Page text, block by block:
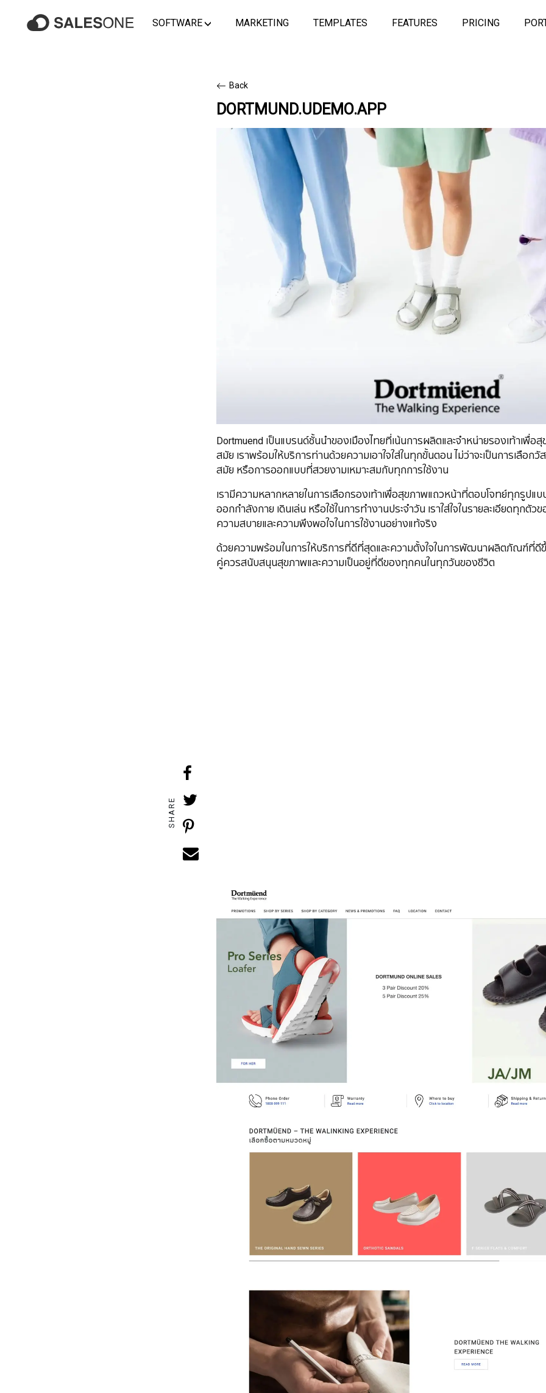
SOFTWARE MARKETING TEMPLATES FEATURES PRICING
Back
DORTMUND.UDEMO.APP
Dortmuend เป็นแบรนด์ชั้นนำของเมืองไทยที่เน้นการผลิตและจำหน่ายรองเท้าเพื่
สมัย เราพร้อมให้บริการท่านด้วยความเอาใจใส่ในทุกขั้นตอน ไม่ว่าจะเป็นการเลือ
สมัย หรือการออกแบบที่สวยงามเหมาะสมกับทุกการใช้งาน
เรามีความหลากหลายในการเลือกรองเท้าเพื่อสุขภาพแถวหน้าที่ตอบโจทย์ทุกรูปแบบ
ออกกำลังกาย เดินเล่น หรือใช้ในการทำงานประจำวัน เราใส่ใจในรายละเอียดทุกตัว
ความสบายและความพึงพอใจในการใช้งานอย่างแท้จริง
ด้วยความพร้อมในการให้บริการที่ดีที่สุดและความตั้งใจในการพัฒนาผลิตภัณฑ์ที่ดีขึ้
คู่ควรสนับสนุนสุขภาพและความเป็นอยู่ที่ดีของทุกคนในทุกวันของชีวิต
SHARE